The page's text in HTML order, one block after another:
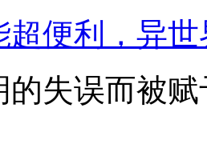
超便利，异
的失误而被